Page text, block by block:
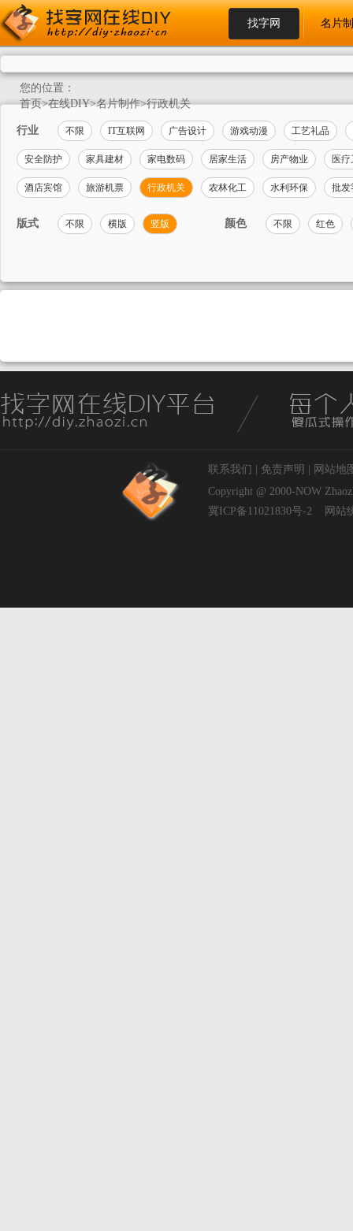
找字网 名片
您的位置：
首页>在线DIY>名片制作>行政机关
行业 不限 IT互联网 广告设计 游戏动漫 工艺礼品
安全防护 家具建材 家电数码 居家生活 房产物业 医
酒店宾馆 旅游机票 行政机关 农林化工 水利环保 批发
版式 不限 横版 竖版 颜色 不限 红色
联系我们 免责声明
网站地
Copyright @ 2000-NOW
冀ICP备11021830号-2
网站